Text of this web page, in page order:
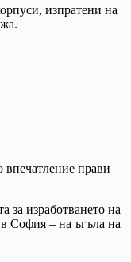
изпратени на
впечатление прави
за изработването на
София – на ъгъла на